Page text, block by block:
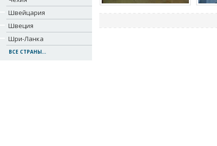
Швейцария
Швеция
Шри-Ланка
ВСЕ СТРАНЫ...